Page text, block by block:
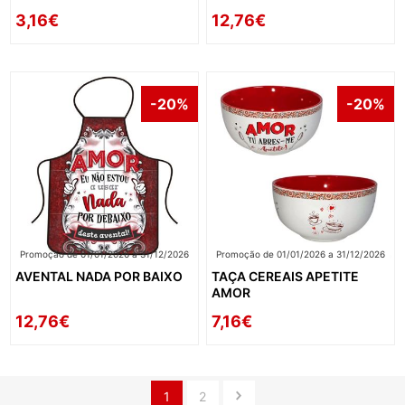
3,16€ 12,76€
-20%
Promoção de 01/01/2026 a 31/12/2026
AVENTAL NADA POR BAIXO
12,76€
-20%
Promoção de 01/01/2026 a 31/12/2026
TAÇA CEREAIS APETITE
AMOR
7,16€
1 2